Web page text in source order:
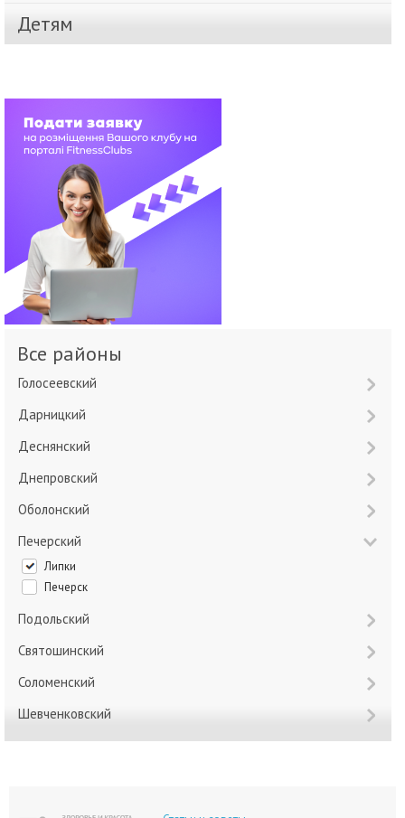
Детям
Все районы
Голосеевский
Дарницкий
Деснянский
Днепровский
Оболонский
Печерский
Липки
Печерск
Подольский
Святошинский
Соломенский
Шевченковский